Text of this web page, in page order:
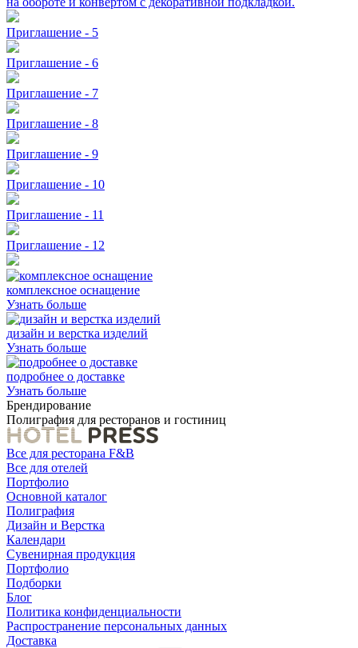
Приглашение - 5
Приглашение - 6
Приглашение - 7
Приглашение - 8
Приглашение - 9
Приглашение - 10
Приглашение - 11
Приглашение - 12
комплексное оснащение
Узнать больше
дизайн и верстка изделий
Узнать больше
подробнее о доставке
Узнать больше
Брендирование
Полиграфия для ресторанов и гостиниц
Все для ресторана F&B
Все для отелей
Портфолио
Основной каталог
Полиграфия
Дизайн и Верстка
Календари
Сувенирная продукция
Портфолио
Подборки
Блог
Политика конфиденциальности
Распространение персональных данных
Доставка